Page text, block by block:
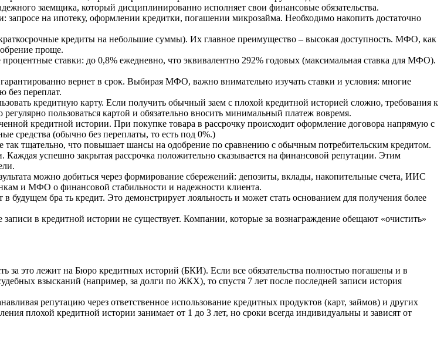
заемщика, который дисциплинированно исполняет свои финансовые обязательства.
на ипотеку, оформлении кредитки, погашении микрозайма. Необходимо накопить достаточно
кредиты на небольшие суммы). Их главное преимущество – высокая доступность. МФО, как
проще.
ставки: до 0,8% ежедневно, что эквивалентно 292% годовых (максимальная ставка для МФО).
вернет в срок. Выбирая МФО, важно внимательно изучать ставки и условия: многие
без переплат.
кредитную карту. Если получить обычный заем с плохой кредитной историей сложно, требования к
пользоваться картой и обязательно вносить минимальный платеж вовремя.
кредитной истории. При покупке товара в рассрочку происходит оформление договора напрямую с
средства (обычно без переплаты, то есть под 0%.)
тщательно, что повышает шансы на одобрение по сравнению с обычным потребительским кредитом.
успешно закрытая рассрочка положительно сказывается на финансовой репутации. Этим
можно добиться через формирование сбережений: депозиты, вклады, накопительные счета, ИИС
и МФО о финансовой стабильности и надежности клиента.
будущем бра ть кредит. Это демонстрирует лояльность и может стать основанием для получения более
в кредитной истории не существует. Компании, которые за вознаграждение обещают «очистить»
за это лежит на Бюро кредитных историй (БКИ). Если все обязательства полностью погашены и в
взысканий (например, за долги по ЖКХ), то спустя 7 лет после последней записи история
репутацию через ответственное использование кредитных продуктов (карт, займов) и других
плохой кредитной истории занимает от 1 до 3 лет, но сроки всегда индивидуальны и зависят от